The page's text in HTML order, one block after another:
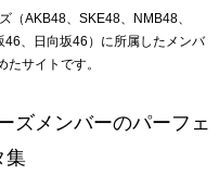
（AKB48、SKE48、NMB48、
、日向坂46）に所属したメンバ
たサイトです。
ズメンバーのパーフェ
集